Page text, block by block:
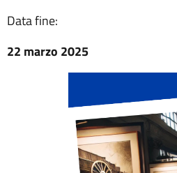
Data fine:
22 marzo 2025